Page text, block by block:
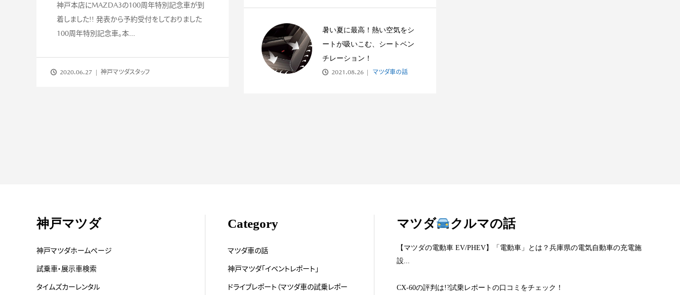
神戸本店にMAZDA3の100周年特別記念車が到
着しました!! 発表から予約受付をしておりました
100周年特別記念車。本...
2020.06.27 神戸マツダスタッフ
暑い夏に最高！熱い空気をシ
ートが吸いこむ、シートベン
チレーション！
2021.08.26 マツダ車の話
神戸マツダ
神戸マツダホームページ
試乗車・展示車検索
タイムズカーレンタル
Category
マツダ車の話
神戸マツダ「イベントレポート」
ドライブレポート（マツダ車の試乗レポー
マツダ クルマの話
【マツダの電動車 EV/PHEV】「電動車」とは？兵庫県の電気自動車の充電施
設...
CX-60の評判は!?試乗レポートの口コミをチェック！